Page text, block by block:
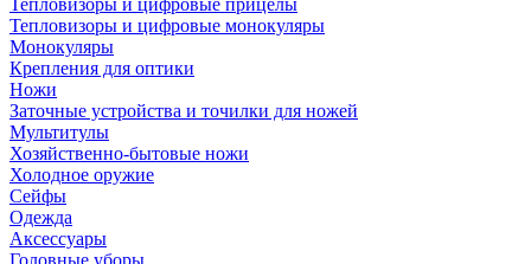
Тепловизоры и цифровые прицелы
Тепловизоры и цифровые монокуляры
Монокуляры
Крепления для оптики
Ножи
Заточные устройства и точилки для ножей
Мультитулы
Хозяйственно-бытовые ножи
Холодное оружие
Сейфы
Одежда
Аксессуары
Головные уборы